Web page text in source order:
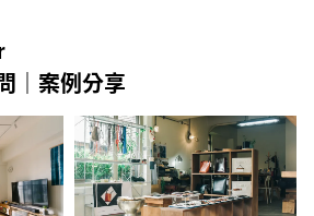
｜案例分享